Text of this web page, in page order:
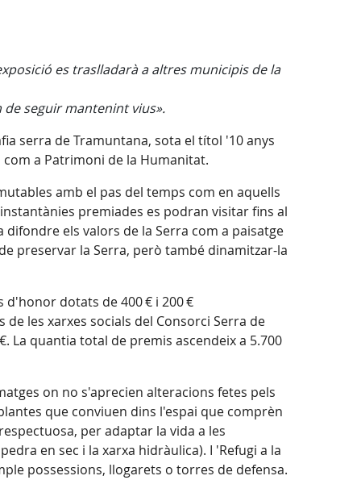
es traslladarà a altres municipis de la
seguir mantenint vius».
serra de Tramuntana, sota el títol '10 anys
a Patrimoni de la Humanitat.
amb el pas del temps com en aquells
premiades es podran visitar fins al
els valors de la Serra com a paisatge
preservar la Serra, però també dinamitzar-la
dotats de 400 € i 200 €
les xarxes socials del Consorci Serra de
quantia total de premis ascendeix a 5.700
on no s'aprecien alteracions fetes pels
que conviuen dins l'espai que comprèn
per adaptar la vida a les
en sec i la xarxa hidràulica). I 'Refugi a la
possessions, llogarets o torres de defensa.